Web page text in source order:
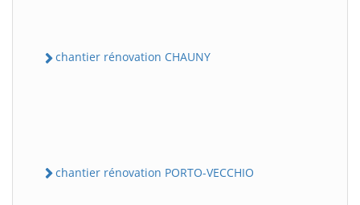
chantier rénovation CHAUNY
chantier rénovation PORTO-VECCHIO